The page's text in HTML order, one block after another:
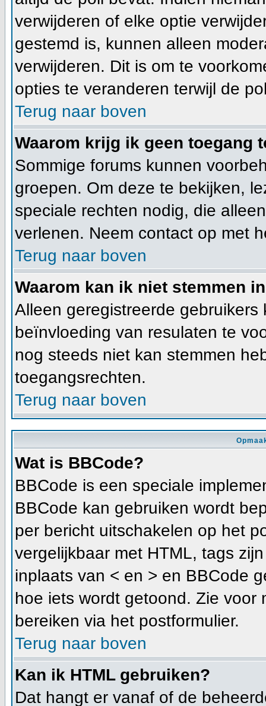
verwijderen of elke optie
gestemd is, kunnen alleen
verwijderen. Dit is om te
opties te veranderen terwijl de
Terug naar boven
Waarom krijg ik geen toegang
Sommige forums kunnen
groepen. Om deze te bekijken,
speciale rechten nodig, die
verlenen. Neem contact op met
Terug naar boven
Waarom kan ik niet stemmen
Alleen geregistreerde
beïnvloeding van resulaten te
nog steeds niet kan stemmen
toegangsrechten.
Terug naar boven
Wat is BBCode?
BBCode is een speciale
BBCode kan gebruiken wordt
per bericht uitschakelen op het
vergelijkbaar met HTML, tags
inplaats van < en > en BBCode
hoe iets wordt getoond. Zie voor
bereiken via het postformulier.
Terug naar boven
Kan ik HTML gebruiken?
Dat hangt er vanaf of de